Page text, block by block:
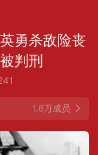
勇杀敌险丧
判刑
1.6万成员